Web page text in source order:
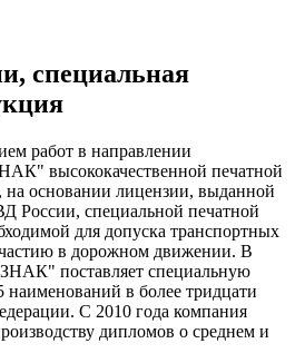
специальная
работ в направлении
высококачественной печатной
на основании лицензии, выданной
специальной печатной
для допуска транспортных
в дорожном движении. В
поставляет специальную
в более тридцати
С 2010 года компания
дипломов о среднем и